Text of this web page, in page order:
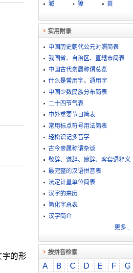
字的形
隇
獠 菼
实用附录
中国历史朝代公元对照简表
我国省、自治区、直辖市简表
中国古代亲属称谓总览
什么是常用字、通用字
中国少数民族分布简表
二十四节气表
中外重要节日简表
常用标点符号用法简表
轻松识记多音字
古今亲属称谓杂谈
敬​辞​、​谦​辞​、​婉​辞​、​客​套​语​释​义
最完整的汉语拼音表
法定计量单位简表
汉字的来历
简化字总表
汉字简介
更多...
按拼音检索
A B C D E F
G